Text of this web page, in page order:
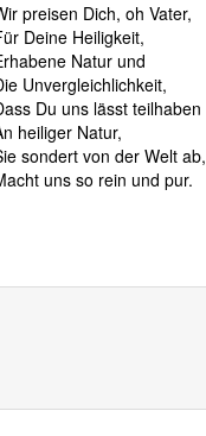
preisen Dich, oh Vater,
Deine Heiligkeit,
Natur und
Unvergleichlichkeit,
Du uns lässt teilhaben
heiliger Natur,
sondert von der Welt ab,
uns so rein und pur.